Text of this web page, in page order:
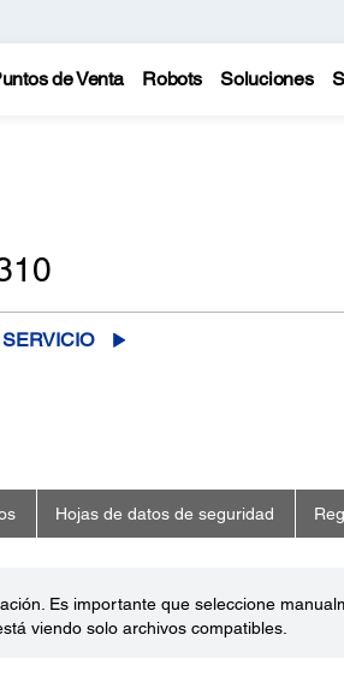
de Venta Robots Soluciones
Hojas de datos de seguridad
Es importante que seleccione
viendo solo archivos compatibles.